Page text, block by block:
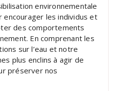
environnementale
encourager les individus et
des comportements
En comprenant les
sur l’eau et notre
plus enclins à agir de
préserver nos